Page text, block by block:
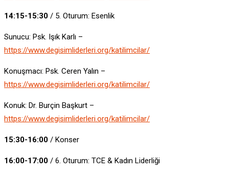
14:15-15:30 / 5. Oturum: Esenlik
Sunucu: Psk. Işık Karlı –
https://www.degisimliderleri.org/katilimcilar/
Konuşmacı: Psk. Ceren Yalın –
https://www.degisimliderleri.org/katilimcilar/
Konuk: Dr. Burçin Başkurt –
https://www.degisimliderleri.org/katilimcilar/
15:30-16:00 / Konser
16:00-17:00 / 6. Oturum: TCE & Kadın Liderliği